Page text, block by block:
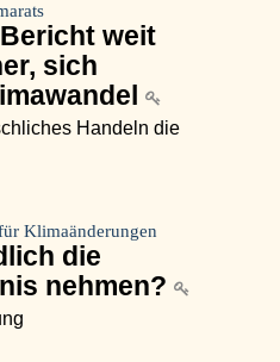
weit
sich
Handeln die
Klimaänderungen
die
nehmen?